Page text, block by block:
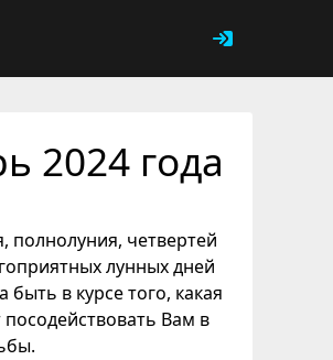
2024 года
полнолуния, четвертей
лунных дней
в курсе того, какая
Вам в